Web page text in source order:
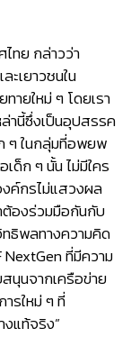
ทย กล่าวว่า
ะเยาวชนใน
ายใหม่ ๆ โดยเรา
านี้ซึ่งเป็นอุปสรรค
ๆ ในกลุ่มที่อพยพ
ด็ก ๆ นั้น ไม่มีใคร
งค์กรไม่แสวงผล
ต้องร่วมมือกันกับ
ทธิพลทางความคิด
NextGen ที่มีความ
นุนจากเครือข่าย
รใหม่ ๆ ที่
แท้จริง”